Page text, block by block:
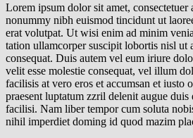
Lorem ipsum dolor sit amet, consectetuer
nonummy nibh euismod tincidunt ut
erat volutpat. Ut wisi enim ad minim
tation ullamcorper suscipit lobortis nisl ut
consequat. Duis autem vel eum iriure
velit esse molestie consequat, vel illum
facilisis at vero eros et accumsan et iusto
praesent luptatum zzril delenit augue
facilisi. Nam liber tempor cum soluta
nihil imperdiet doming id quod mazim